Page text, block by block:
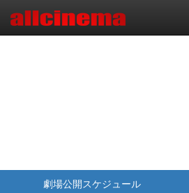
劇場公開スケジュール